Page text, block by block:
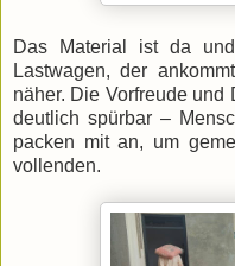
Das Material ist da
Lastwagen, der
näher. Die Vorfreude und
deutlich spürbar –
packen mit an, um
vollenden.